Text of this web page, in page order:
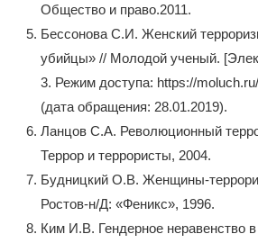
Общество и право.2011.
Бессонова С.И. Женский
убийцы» // Молодой ученый.
3. Режим доступа: https://
(дата обращения: 28.01.2019).
Ланцов С.А. Революционный
Террор и террористы, 2004.
Будницкий О.В. Женщины-
Ростов-н/Д: «Феникс», 1996.
Ким И.В. Гендерное неравенство